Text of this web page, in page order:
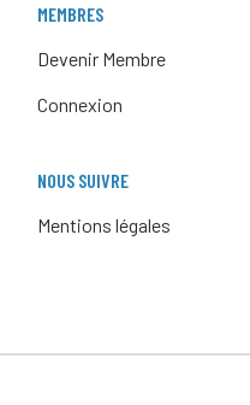
MEMBRES
Devenir Membre
Connexion
NOUS SUIVRE
Mentions légales